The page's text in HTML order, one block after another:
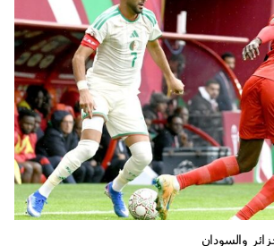
والسودان